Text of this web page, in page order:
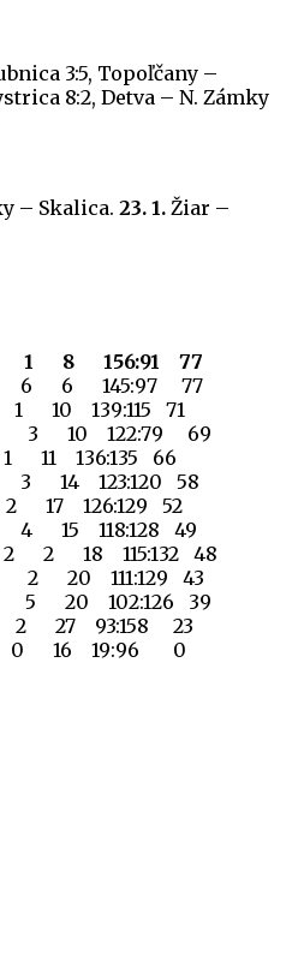
3:5, Topoľčany –
8:2, Detva – N. Zámky
– Skalica. 23. 1. Žiar –
1 8 156:91 77
6 6 145:97 77
10 139:115 71
3 3 10 122:79 69
11 136:135 66
3 14 123:120 58
17 126:129 52
4 15 118:128 49
2 2 18 115:132 48
2 20 111:129 43
5 20 102:126 39
27 93:158 23
0 0 16 19:96 0